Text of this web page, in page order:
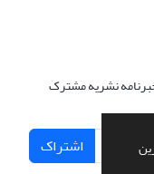
نشریه مشترک
اشتراک